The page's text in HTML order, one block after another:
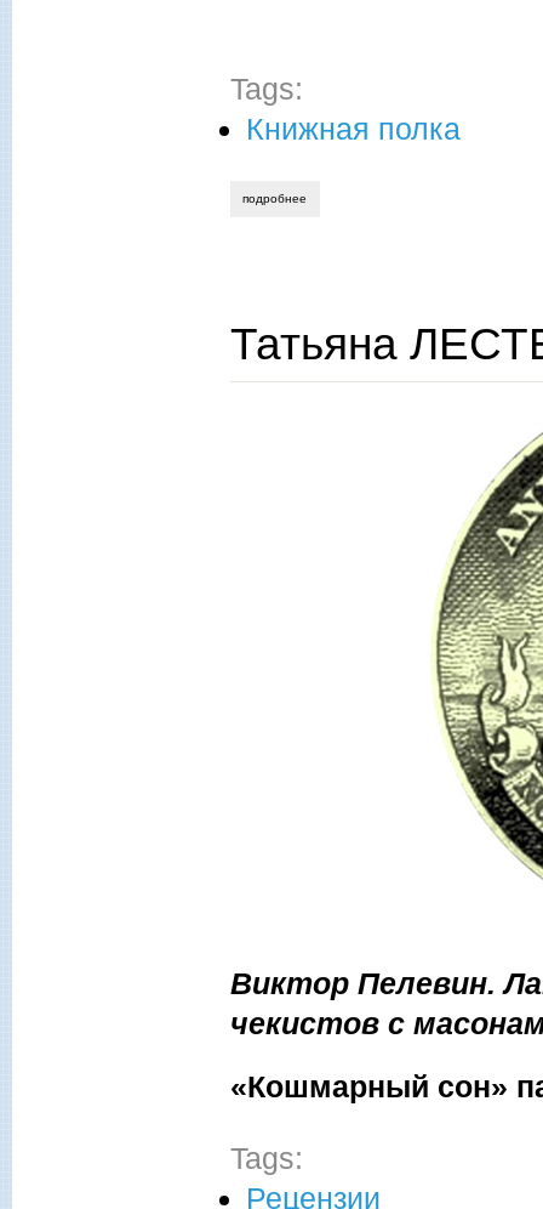
Tags:
Книжная полка
подробнее
Татьяна
Виктор Пелевин.
чекистов с
«Кошмарный сон»
Tags:
Рецензии